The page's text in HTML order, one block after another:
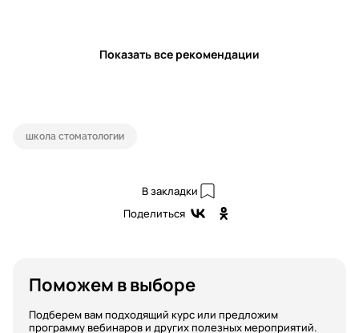
Показать все рекомендации
школа стоматологии
В закладки
Поделиться
Поможем в выборе
Подберем вам подходящий курс или предложим
программу вебинаров и других полезных мероприятий.